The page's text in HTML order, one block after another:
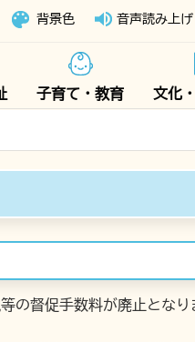
ムページ
背景色 音声読み上げ
子育て・教育 文化
の督促手数料が廃止となり